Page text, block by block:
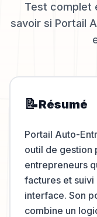
Test complet
savoir si Portail
📝Résumé
Portail Auto-
outil de gestion
entrepreneurs
factures et suivi
interface. Son
combine un